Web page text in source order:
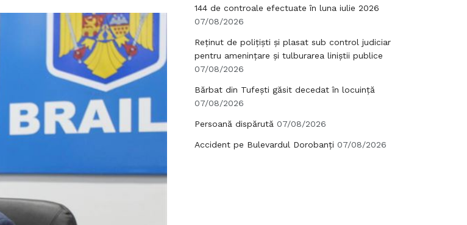
144 de controale efectuate în luna iulie 2026
07/08/2026
Reținut de polițiști și plasat sub control judiciar
pentru amenințare și tulburarea liniștii publice
07/08/2026
Bărbat din Tufești găsit decedat în locuință
07/08/2026
Persoană dispărută 07/08/2026
Accident pe Bulevardul Dorobanți 07/08/2026